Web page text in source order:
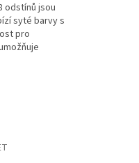
odstínů jsou
syté barvy s
pro